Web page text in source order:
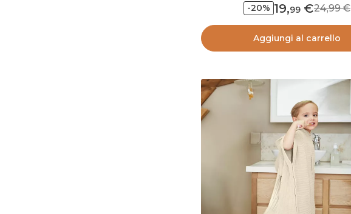
-20% 19,99 24,99
Aggiungi al carrello